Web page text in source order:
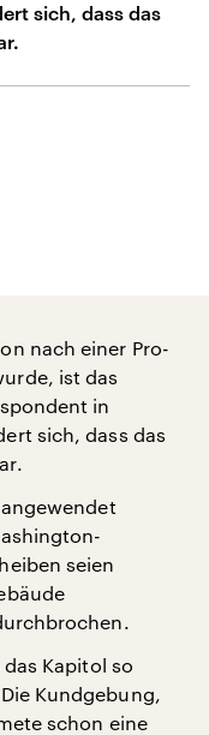
sich, dass das
nach einer Pro-
ist das
in
sich, dass das
seien
Kapitol so
Kundgebung,
schon eine